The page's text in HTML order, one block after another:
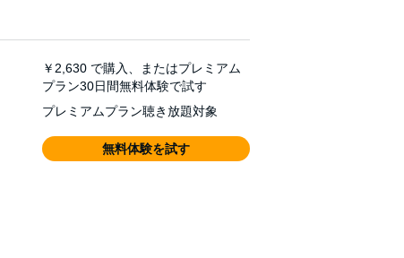
￥2,630 で購入、またはプレミアム
プラン30日間無料体験で試す
プレミアムプラン聴き放題対象
無料体験を試す